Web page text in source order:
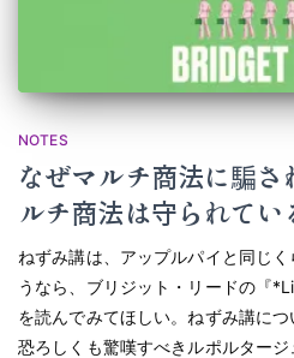
NOTES
なぜマルチ商法に騙
ルチ商法は守られてい
ねずみ講は、アップルパイと同じ
うなら、ブリジット・リードの『
を読んでみてほしい。ねずみ講に
恐ろしくも驚嘆すべきルポルタージ